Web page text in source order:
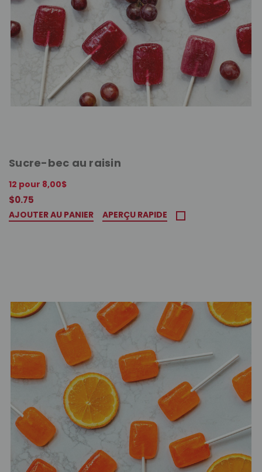
Sucre-bec au raisin
12 pour 8,00$
$0.75
AJOUTER AU PANIER APERÇU RAPIDE